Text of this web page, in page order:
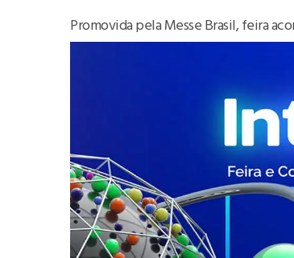
Promovida pela Messe Brasil, feira